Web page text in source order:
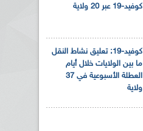
كوفيد-19 عبر 20 ولاية
كوفيد-19: تعليق نشاط النقل
ما بين الولايات خلال أيام
العطلة الأسبوعية في 37
ولاية